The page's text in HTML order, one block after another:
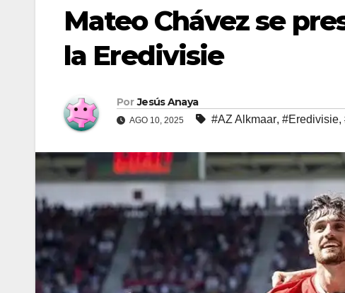
Mateo Chávez se
la Eredivisie
Por Jesús Anaya
AGO 10, 2025 #AZ Alkmaar, #Eredivisie,